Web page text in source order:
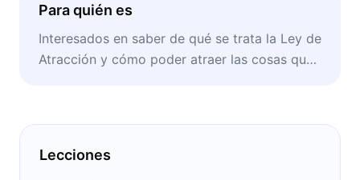
Para quién es
Interesados en saber de qué se trata la Ley de
Atracción y cómo poder atraer las cosas que
Lecciones